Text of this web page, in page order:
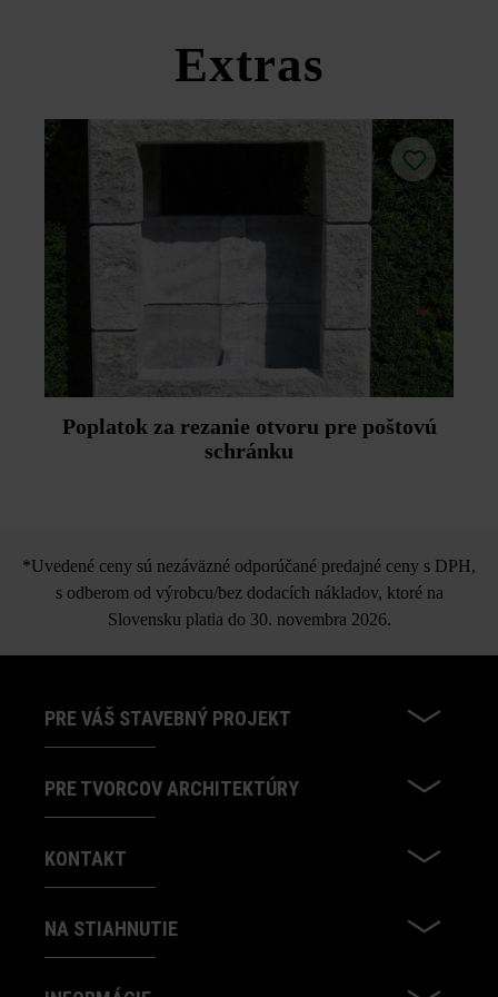
Extras
Poplatok za rezanie otvoru pre poštovú
schránku
*Uvedené ceny sú nezáväzné odporúčané predajné ceny s DPH,
s odberom od výrobcu/bez dodacích nákladov, ktoré na
Slovensku platia do 30. novembra 2026.
PRE VÁŠ STAVEBNÝ PROJEKT
PRE TVORCOV ARCHITEKTÚRY
KONTAKT
NA STIAHNUTIE